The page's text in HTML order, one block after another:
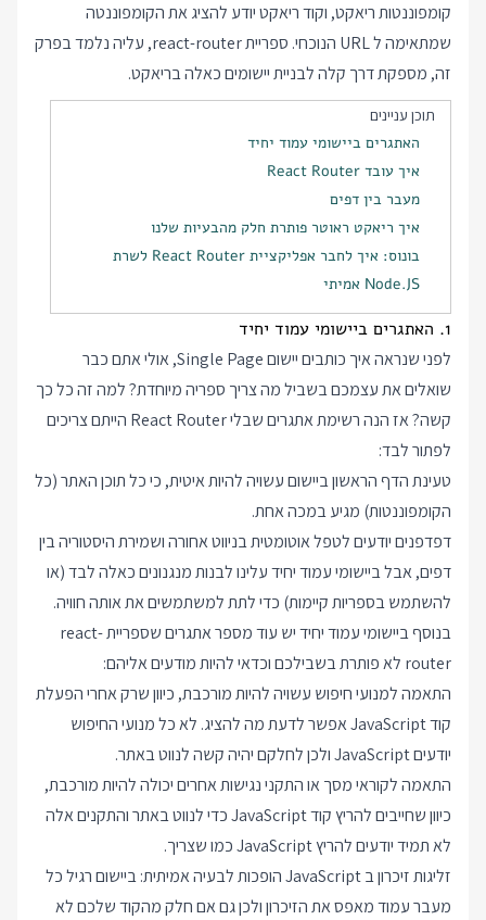
קומפוננטות ריאקט, וקוד ריאקט יודע להציג את הקומפוננטה
שמתאימה ל URL הנוכחי. ספריית react-router, עליה נלמד בפרק
זה, מספקת דרך קלה לבניית יישומים כאלה בריאקט.
תוכן עניינים
האתגרים ביישומי עמוד יחיד
איך עובד React Router
מעבר בין דפים
איך ריאקט ראוטר פותרת חלק מהבעיות שלנו
בונוס: איך לחבר אפליקציית React Router לשרת
Node.JS אמיתי
1. האתגרים ביישומי עמוד יחיד
לפני שנראה איך כותבים יישום Single Page, אולי אתם כבר
שואלים את עצמכם בשביל מה צריך ספריה מיוחדת? למה זה כל כך
קשה? אז הנה רשימת אתגרים שבלי React Router הייתם צריכים
לפתור לבד:
טעינת הדף הראשון ביישום עשויה להיות איטית, כי כל תוכן האתר (כל
הקומפוננטות) מגיע במכה אחת.
דפדפנים יודעים לטפל אוטומטית בניווט אחורה ושמירת היסטוריה בין
דפים, אבל ביישומי עמוד יחיד עלינו לבנות מנגנונים כאלה לבד (או
להשתמש בספריות קיימות) כדי לתת למשתמשים את אותה חוויה.
בנוסף ביישומי עמוד יחיד יש עוד מספר אתגרים שספריית react-
router לא פותרת בשבילכם וכדאי להיות מודעים אליהם:
התאמה למנועי חיפוש עשויה להיות מורכבת, כיוון שרק אחרי הפעלת
קוד JavaScript אפשר לדעת מה להציג. לא כל מנועי החיפוש
יודעים JavaScript ולכן לחלקם יהיה קשה לנווט באתר.
התאמה לקוראי מסך או התקני נגישות אחרים יכולה להיות מורכבת,
כיוון שחייבים להריץ קוד JavaScript כדי לנווט באתר והתקנים אלה
לא תמיד יודעים להריץ JavaScript כמו שצריך.
זליגות זיכרון ב JavaScript הופכות לבעיה אמיתית: ביישום רגיל כל
מעבר עמוד מאפס את הזיכרון ולכן גם אם חלק מהקוד שלכם לא